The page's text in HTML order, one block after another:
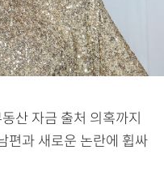
산 자금 출처 의혹까지
편과 새로운 논란에 휩싸